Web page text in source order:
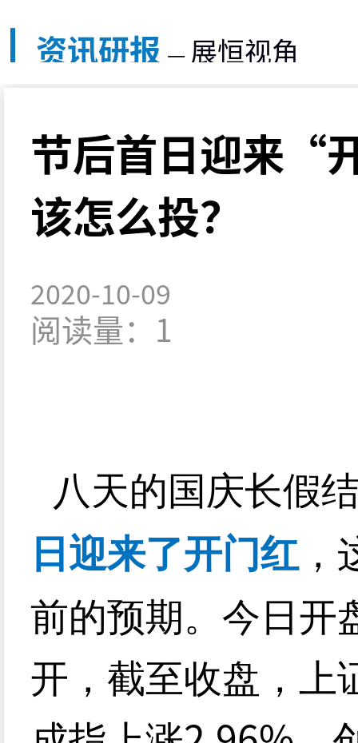
资讯研报 — 展恒视角
节后首日迎来“
该怎么投？
2020-10-09
阅读量：1
八天的国庆长假
日迎来了开门红
前的预期。今日开
开，截至收盘，上